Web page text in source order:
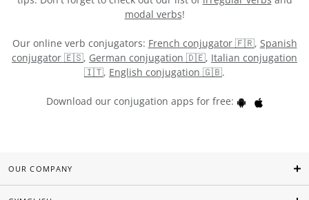
modal verbs!
Our online verb conjugators: French conjugator 🇫🇷, Spanish
conjugator 🇪🇸, German conjugation 🇩🇪, Italian conjugation
🇮🇹, English conjugation 🇬🇧.
Download our conjugation apps for free:
OUR COMPANY